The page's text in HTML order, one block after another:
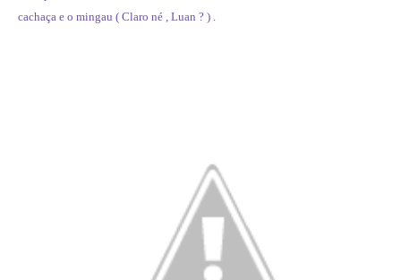
cachaça e o mingau ( Claro né , Luan ? ) .